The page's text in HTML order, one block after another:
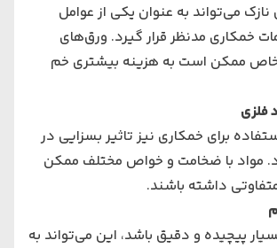
نازک می‌تواند به عنوان یکی از عوامل
خمکاری مدنظر قرار گیرد. ورق‌های
خاص ممکن است به هزینه بیشتری خم
فلزی
برای خمکاری نیز تاثیر بسزایی در
مواد با ضخامت و خواص مختلف ممکن
داشته باشند.
پیچیده و دقیق باشد، این می‌تواند به